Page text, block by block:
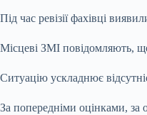
Під час ревізії фахівці
Місцеві ЗМІ повідомляють,
Ситуацію ускладнює
За попередніми оцінками, за